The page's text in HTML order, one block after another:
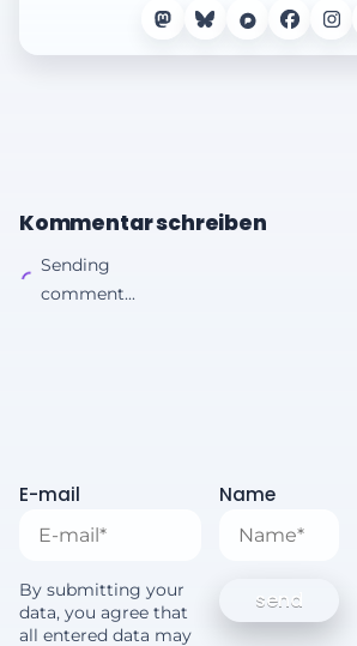
Kommentar schreiben
Sending
comment...
E-mail Name
By submitting your
data, you agree that
all entered data may